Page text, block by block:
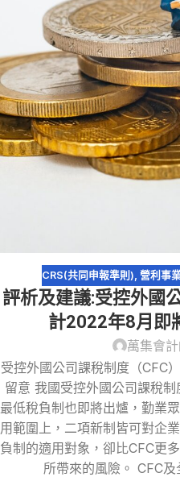
CRS(共同申報準則), 營利事
評析及建議:受控外國
計2022年8月即
萬集會
受控外國公司課稅制度（CFC
留意 我國受控外國公司課稅
最低稅負制也即將出爐，勤業
用範圍上，二項新制皆可對企
負制的適用對象，卻比CFC更
所帶來的風險。 CFC